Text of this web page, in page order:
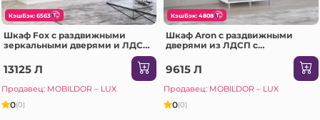
КэшБэк: 6563
Шкаф Fox с раздвижными
зеркальными дверями и ЛДСП
13125 Л
Продавец: MOBILDOR – LUX
0(0)
КэшБэк: 4808
Шкаф Aron с раздвижными
дверями из ЛДСП с
(190x60x210H см) Белый
Бриллиант
9615 Л
Продавец: MOBILDOR – LUX
0(0)